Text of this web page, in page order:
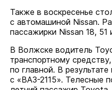
Также в воскресенье
с автомашиной Nissan.
пассажирки Nissan 18, 51
В Волжске водитель
транспортному
по главной. В
с «ВАЗ-2115». Телесные